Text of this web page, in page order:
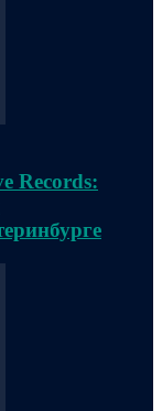
Records: